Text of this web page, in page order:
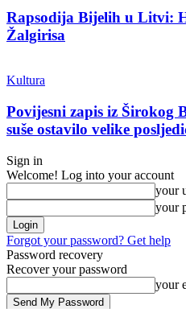
Rapsodija Bijelih u Litvi:
Žalgirisa
Kultura
Povijesni zapis iz Širokog
suše ostavilo velike
Sign in
Welcome! Log into your account
your
your
Forgot your password? Get help
Password recovery
Recover your password
your